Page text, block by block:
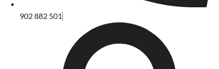
902 882 501